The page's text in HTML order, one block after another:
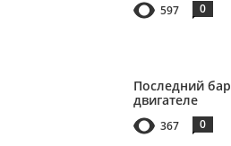
597 0
Последний
двигателе
367 0